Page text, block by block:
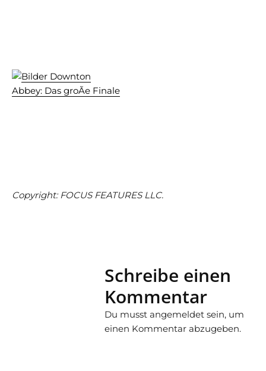
Copyright: FOCUS FEATURES LLC.
Schreibe einen
Kommentar
Du musst angemeldetsein, um
einen Kommentar abzugeben.